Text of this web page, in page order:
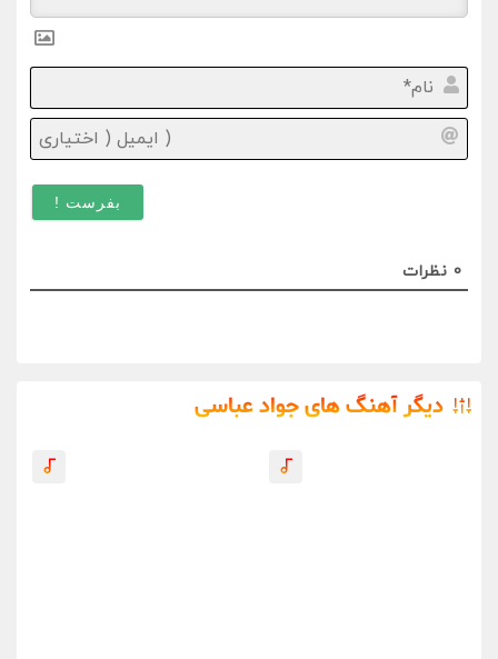
نام*
0 نظرات
دیگر آهنگ های جواد عباسی